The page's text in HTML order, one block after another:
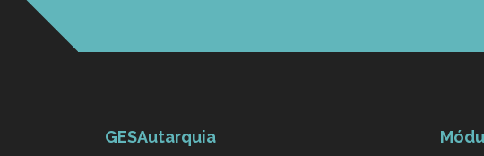
GESAutarquia